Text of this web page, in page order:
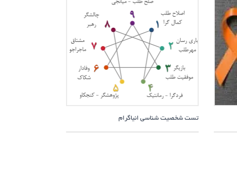
تست شخصیت شناسی انیاگرام